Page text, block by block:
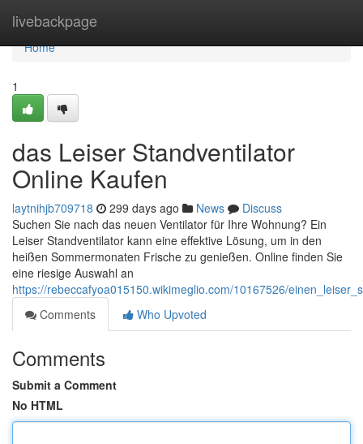
livebackpage
Home
Home
1
das Leiser Standventilator
Online Kaufen
laytnihjb709718 299 days ago News
Discuss
Suchen Sie nach das neuen Ventilator für Ihre Wohnung? Ein
Leiser Standventilator kann eine effektive Lösung, um in den
heißen Sommermonaten Frische zu genießen. Online finden Sie
eine riesige Auswahl an
https://rebeccafyoa015150.wikimeglio.com/10167526/
Comments
Who Upvoted
Comments
Submit a Comment
No HTML